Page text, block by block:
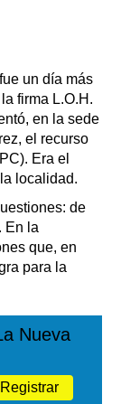
un día más
firma L.O.H.
en la sede
el recurso
Era el
localidad.
de
En la
que, en
para la
Nueva
Registrar